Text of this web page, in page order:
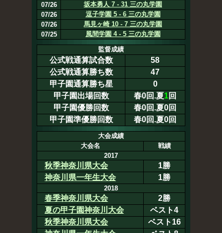
07/26
坂本勇人 7 - 31 三の丸学園
07/26
逗子学園 5 - 6 三の丸学園
07/26
馬見ヶ崎 10 - 7 三の丸学園
07/25
風間学園 4 - 5 三の丸学園
監督成績
公式戦通算試合数
58
公式戦通算勝ち数
47
甲子園通算勝ち星
0
甲子園出場回数
春0回.夏1回
甲子園優勝回数
春0回.夏0回
甲子園準優勝回数
春0回.夏0回
大会成績
大会名
戦績
2017
秋季神奈川県大会
1勝
神奈川県一年生大会
1勝
2018
春季神奈川県大会
2勝
夏の甲子園神奈川大会
ベスト4
秋季神奈川県大会
ベスト16